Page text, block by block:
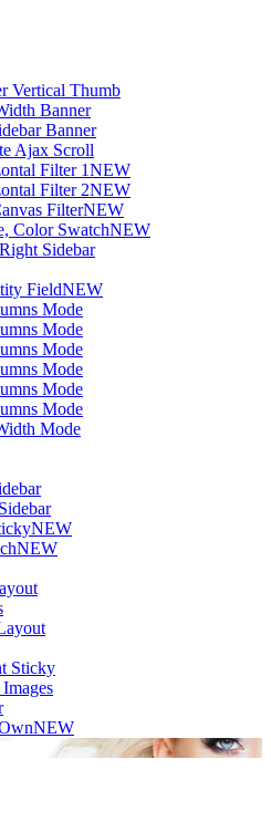
Vertical Thumb
Banner
Banner
Ajax Scroll
Filter 1NEW
Filter 2NEW
FilterNEW
Color SwatchNEW
Sidebar
FieldNEW
Mode
Mode
Mode
Mode
Mode
Mode
Mode
NEW
NEW
Sticky
NEW